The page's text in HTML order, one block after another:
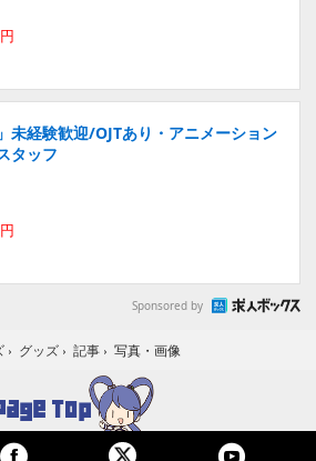
未経験歓迎/OJTあり・アニメーション
タッフ
Sponsored by
› グッズ › 記事 › 写真・画像